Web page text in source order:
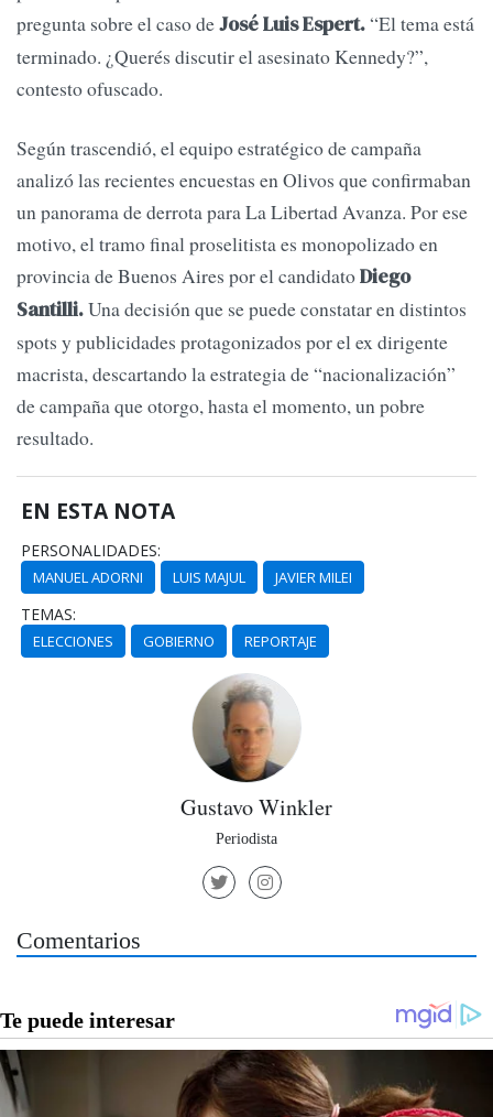
pregunta sobre el caso deJosé Luis Espert.“El tema está
terminado. ¿Querés discutir el asesinato Kennedy?”,
contesto ofuscado.
Según trascendió, el equipo estratégico de campaña
analizó las recientes encuestas en Olivos que confirmaban
un panorama de derrota para La Libertad Avanza. Por ese
motivo, el tramo final proselitista es monopolizado en
provincia de Buenos Aires por el candidatoDiego
Santilli.Una decisión que se puede constatar en distintos
spots y publicidades protagonizados por el ex dirigente
macrista, descartando la estrategia de “nacionalización”
de campaña que otorgo, hasta el momento, un pobre
resultado.
EN ESTA NOTA
PERSONALIDADES:
MANUEL ADORNI LUIS MAJUL JAVIER MILEI
TEMAS:
ELECCIONES GOBIERNO REPORTAJE
Gustavo Winkler
Periodista
Comentarios